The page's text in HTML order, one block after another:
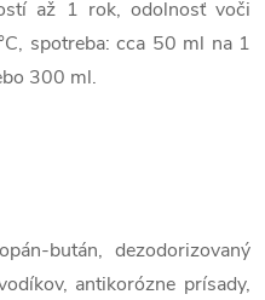
až 1 rok, odolnosť voči
spotreba: cca 50 ml na 1
300 ml.
bután, dezodorizovaný
antikorózne prísady,